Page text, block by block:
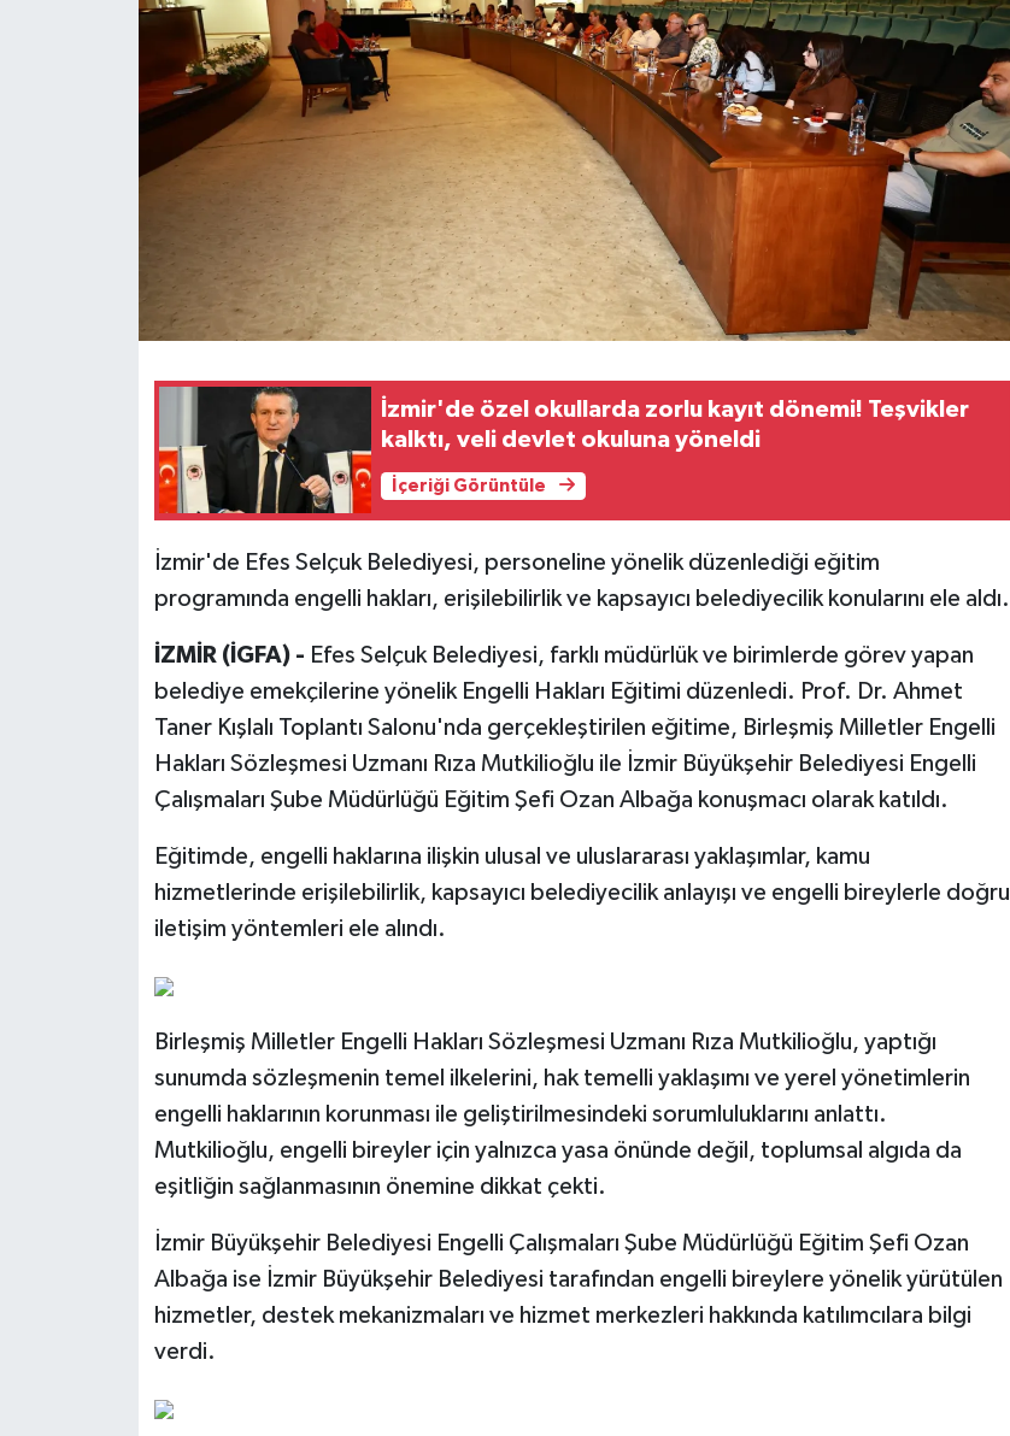
İzmir'de özel okullarda zorlu kayıt dönemi! Teşvikler
kalktı, veli devlet okuluna yöneldi
İçeriği Görüntüle
İzmir'de Efes Selçuk Belediyesi, personeline yönelik düzenlediği eğitim
programında engelli hakları, erişilebilirlik ve kapsayıcı belediyecilik konularını ele aldı.
İZMİR (İGFA) - Efes Selçuk Belediyesi, farklı müdürlük ve birimlerde görev yapan
belediye emekçilerine yönelik Engelli Hakları Eğitimi düzenledi. Prof. Dr. Ahmet
Taner Kışlalı Toplantı Salonu'nda gerçekleştirilen eğitime, Birleşmiş Milletler Engelli
Hakları Sözleşmesi Uzmanı Rıza Mutkilioğlu ile İzmir Büyükşehir Belediyesi Engelli
Çalışmaları Şube Müdürlüğü Eğitim Şefi Ozan Albağa konuşmacı olarak katıldı.
Eğitimde, engelli haklarına ilişkin ulusal ve uluslararası yaklaşımlar, kamu
hizmetlerinde erişilebilirlik, kapsayıcı belediyecilik anlayışı ve engelli bireylerle doğru
iletişim yöntemleri ele alındı.
Birleşmiş Milletler Engelli Hakları Sözleşmesi Uzmanı Rıza Mutkilioğlu, yaptığı
sunumda sözleşmenin temel ilkelerini, hak temelli yaklaşımı ve yerel yönetimlerin
engelli haklarının korunması ile geliştirilmesindeki sorumluluklarını anlattı.
Mutkilioğlu, engelli bireyler için yalnızca yasa önünde değil, toplumsal algıda da
eşitliğin sağlanmasının önemine dikkat çekti.
İzmir Büyükşehir Belediyesi Engelli Çalışmaları Şube Müdürlüğü Eğitim Şefi Ozan
Albağa ise İzmir Büyükşehir Belediyesi tarafından engelli bireylere yönelik yürütülen
hizmetler, destek mekanizmaları ve hizmet merkezleri hakkında katılımcılara bilgi
verdi.